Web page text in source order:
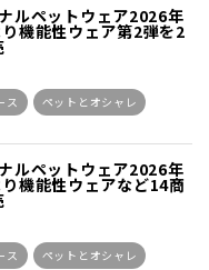
ルペットウェア2026年
機能性ウェア第2弾を2
ス ペットとオシャレ
ルペットウェア2026年
機能性ウェアなど14商
ス
ペットとオシャレ